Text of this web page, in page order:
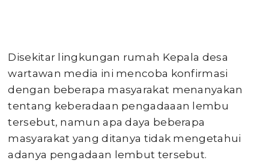
Disekitar lingkungan rumah Kepala desa
wartawan media ini mencoba konfirmasi
dengan beberapa masyarakat menanyakan
tentang keberadaan pengadaaan lembu
tersebut, namun apa daya beberapa
masyarakat yang ditanya tidak mengetahui
adanya pengadaan lembut tersebut.